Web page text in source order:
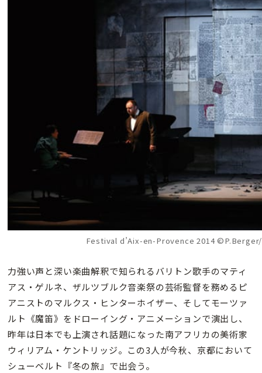
Festival d’Aix-en-Provence 2014
力強い声と深い楽曲解釈で知られるバリトン歌手のマティ
アス・ゲルネ、ザルツブルク音楽祭の芸術監督を務めるピ
アニストのマルクス・ヒンターホイザー、そしてモーツァ
ルト《魔笛》をドローイング・アニメーションで演出し、
昨年は日本でも上演され話題になった南アフリカの美術家
ウィリアム・ケントリッジ。この3人が今秋、京都において
シューベルト『冬の旅』で出会う。